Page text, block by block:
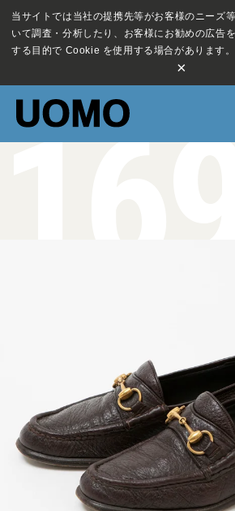
当サイトでは当社の提携先等がお客様のニーズ
いて調査・分析したり、お客様にお勧めの広告
する目的で Cookie を使用する場合があります。
×